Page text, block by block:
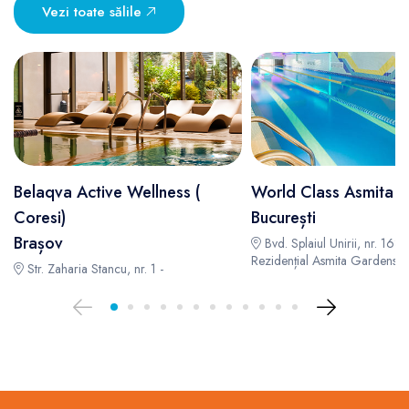
Vezi toate sălile
Belaqva Active Wellness (
Coresi)
Brașov
Str. Zaharia Stancu, nr. 1 -
World Class Asmita
București
Bvd. Splaiul Unirii, nr.
Rezidențial Asmita Gardens -